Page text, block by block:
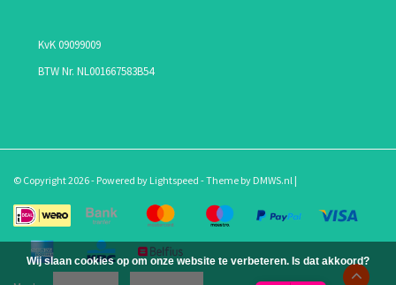
KvK 09099009
BTW Nr. NL001667583B54
© Copyright 2026 - Powered by Lightspeed - Theme by DMWS.nl |
Wij slaan cookies op om onze website te verbeteren. Is dat akkoord?